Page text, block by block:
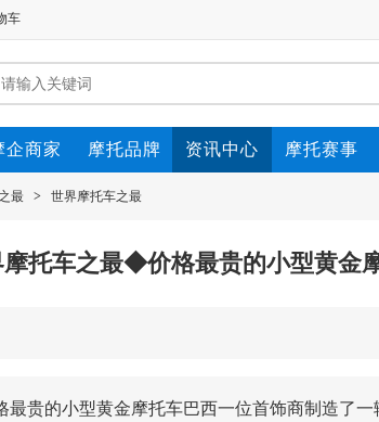
车
企商家 摩托品牌 资讯中心 摩托赛事
最 > 世界摩托车之最
托车之最◆价格最贵的小型黄金
贵的小型黄金摩托车巴西一位首饰商制造了